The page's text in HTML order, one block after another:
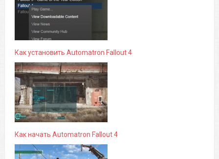
Как установить Automatron Fallout 4
Как начать Automatron Fallout 4